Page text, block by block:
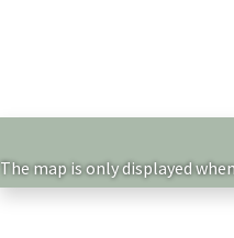
The map is only displayed